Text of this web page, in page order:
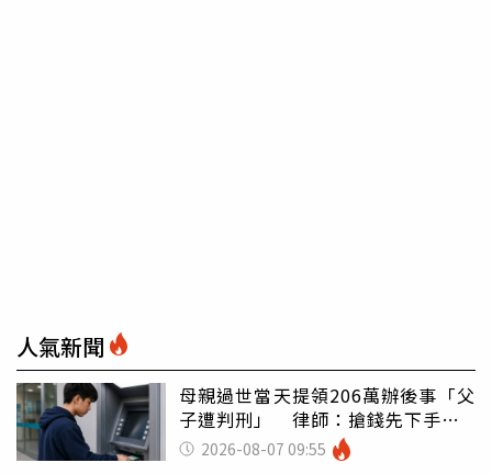
人氣新聞
母親過世當天提領206萬辦後事「父
子遭判刑」 律師：搶錢先下手是
罪 2026-08-07 09:55